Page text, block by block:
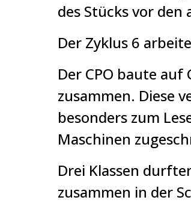
des Stücks vor den
Der Zyklus 6
Der CPO baute auf
zusammen. Diese
besonders zum
Maschinen
Drei Klassen
zusammen in der